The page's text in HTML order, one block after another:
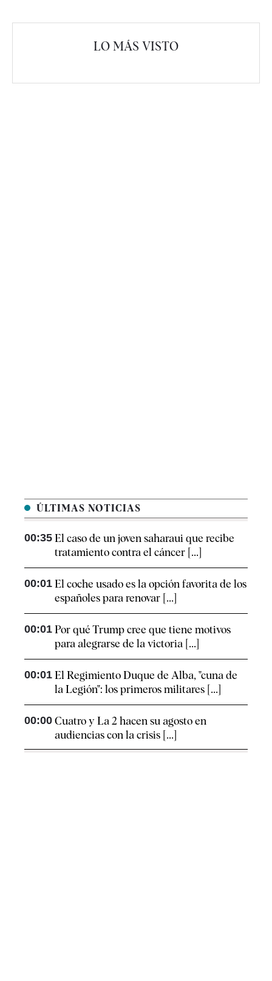
LO MÁS VISTO
ÚLTIMAS NOTICIAS
00:35 El caso de un joven saharaui que recibe
tratamiento contra el cáncer [...]
00:01 El coche usado es la opción favorita de los
españoles para renovar [...]
00:01 Por qué Trump cree que tiene motivos
para alegrarse de la victoria [...]
00:01 El Regimiento Duque de Alba, "cuna de
la Legión": los primeros militares [...]
00:00 Cuatro y La 2 hacen su agosto en
audiencias con la crisis [...]